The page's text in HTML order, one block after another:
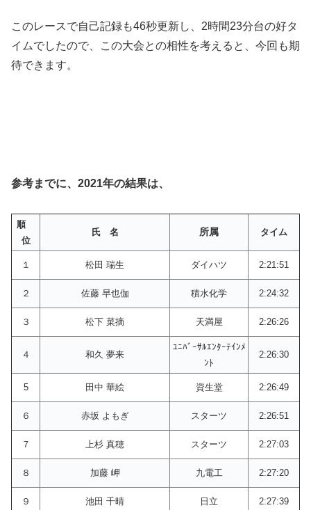
このレースで自己記録も46秒更新し、2時間23分台の好タ
イムでしたので、この大会との相性を考えると、今回も期
待できます。
参考までに、2021年の結果は、
順
位
氏 名 所属 タイム
１ 松田 瑞生 ダイハツ 2:21:51
２ 佐藤 早也伽 積水化学 2:24:32
３ 松下 菜摘 天満屋 2:26:26
４ 和久 夢来
ﾕﾆﾊﾞｰｻﾙｴﾝﾀｰﾃｲﾝﾒ
ﾝﾄ
2:26:30
5 田中 華絵 資生堂 2:26:49
６ 赤坂 よもぎ スターツ 2:26:51
７ 上杉 真穂 スターツ 2:27:03
８ 加藤 岬 九電工 2:27:20
９ 池田 千晴 日立 2:27:39